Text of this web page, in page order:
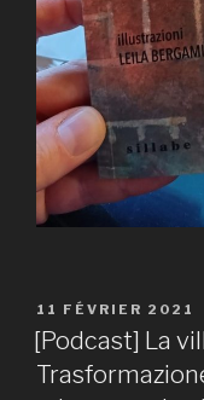
PUBLIÉ
LE
11 FÉVRIER 2021
[Podcast] La